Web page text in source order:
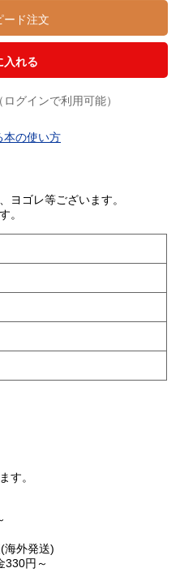
ード注文
入れる
グインで利用可能）
本の使い方
ヨゴレ等ございます。
。
す。
海外発送)
330円～